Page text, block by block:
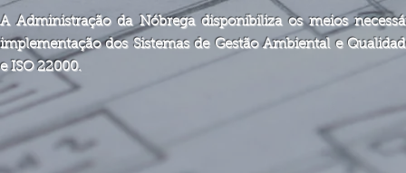
A Administração da Nóbrega disponibiliza os meios
implementação dos Sistemas de Gestão Ambiental e
e ISO 22000.